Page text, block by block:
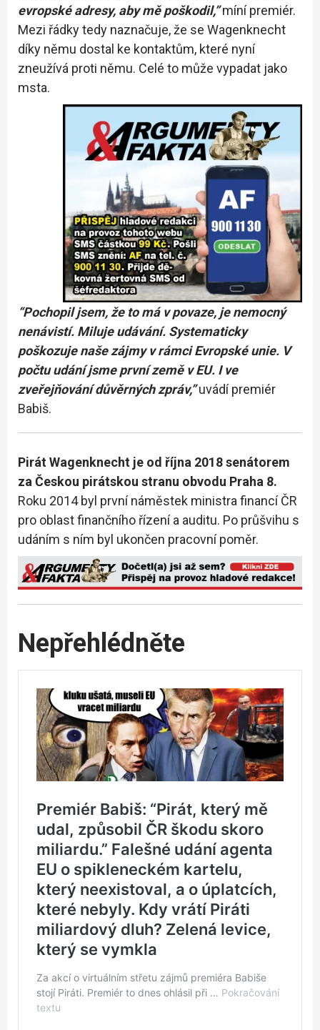
evropské adresy, aby mě poškodil,”míní premiér.
Mezi řádky tedy naznačuje, že se Wagenknecht
díky němu dostal ke kontaktům, které nyní
zneužívá proti němu. Celé to může vypadat jako
msta.
“Pochopil jsem, že to má v povaze, je nemocný
nenávistí. Miluje udávání. Systematicky
poškozuje naše zájmy v rámci Evropské unie. V
počtu udání jsme první země v EU. I ve
zveřejňování důvěrných zpráv,”uvádí premiér
Babiš.
Pirát Wagenknecht je od října 2018 senátorem
za Českou pirátskou stranu obvodu Praha 8.
Roku 2014 byl první náměstek ministra financí ČR
pro oblast finančního řízení a auditu. Po průšvihu s
udáním s ním byl ukončen pracovní poměr.
Nepřehlédněte